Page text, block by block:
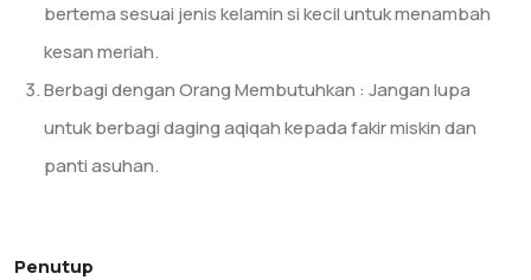
bertema sesuai jenis kelamin si kecil untuk menambah
kesan meriah.
Berbagi dengan Orang Membutuhkan : Jangan lupa
untuk berbagi daging aqiqah kepada fakir miskin dan
panti asuhan.
Penutup